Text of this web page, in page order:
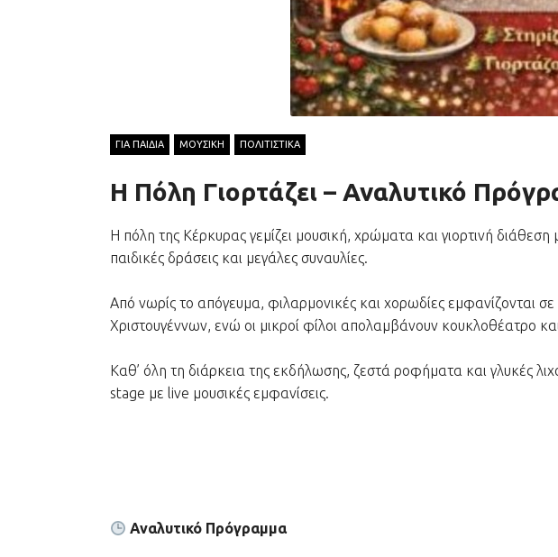
ΓΙΑ ΠΑΙΔΙΑ ΜΟΥΣΙΚΗ ΠΟΛΙΤΙΣΤΙΚΑ
Η Πόλη Γιορτάζει – Αναλυτικό
Η πόλη της Κέρκυρας γεμίζει μουσική, χρώματα και γιορτινή
παιδικές δράσεις και μεγάλες συναυλίες.
Από νωρίς το απόγευμα, φιλαρμονικές και χορωδίες εμφανίζονται
Χριστουγέννων, ενώ οι μικροί φίλοι απολαμβάνουν κουκλοθέατρο και
Καθ’ όλη τη διάρκεια της εκδήλωσης, ζεστά ροφήματα και γλυκές
stage με live μουσικές εμφανίσεις.
Αναλυτικό Πρόγραμμα